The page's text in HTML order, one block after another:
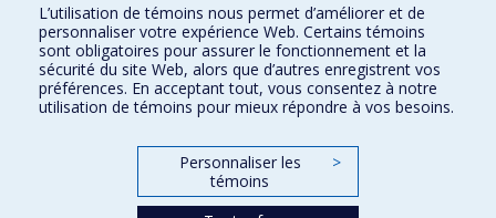
Plan du site
Signaler une erreur
Accessibilité
FACULTÉ DES ARTS ET DES SCIENCES
Nos départements et écoles
L’utilisation de témoins nous permet d’améliorer et de
personnaliser votre expérience Web. Certains témoins
sont obligatoires pour assurer le fonctionnement et la
sécurité du site Web, alors que d’autres enregistrent vos
préférences. En acceptant tout, vous consentez à notre
utilisation de témoins pour mieux répondre à vos besoins.
Personnaliser les
témoins
>